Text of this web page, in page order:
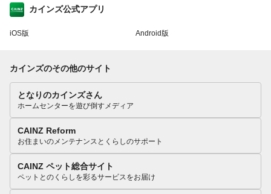
カインズ公式アプリ
iOS版 Android版
カインズのその他のサイト
となりのカインズさん
ホームセンターを遊び倒すメディア
CAINZ Reform
お住まいのメンテナンスとくらしのサポート
CAINZ ペット総合サイト
ペットとのくらしを彩るサービスをお届け